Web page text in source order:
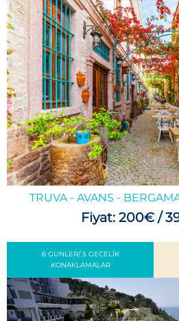
TRUVA - AVANS -
Fiyat: 200€ /
6 GÜNLER/ 5 GECELIK
KONAKLAMALAR